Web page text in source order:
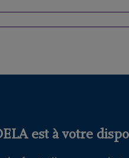
est à votre